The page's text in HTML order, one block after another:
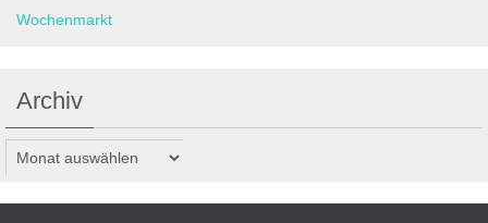
Wochenmarkt
Archiv
Archiv